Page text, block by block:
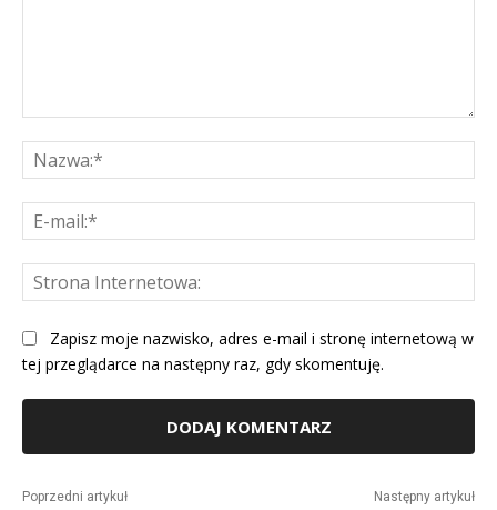
Zapisz moje nazwisko, adres e-mail i stronę internetową w
tej przeglądarce na następny raz, gdy skomentuję.
Poprzedni artykuł Następny artykuł